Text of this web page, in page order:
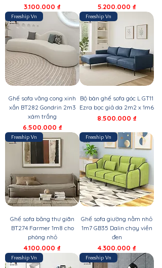
Giá
3.100.000 ₫ Giá
5.200.000 ₫
Freeship Vn
Ghế sofa văng cong xinh
xắn BT282 Gondrin 2m3
xám trắng
Giá
6.500.000 ₫
Freeship Vn
Bộ bàn ghế sofa góc L GT11
Ezra bọc giả da 2m2 x 1m6
Giá
8.500.000 ₫
Freeship Vn
Ghế sofa băng thư giãn
BT274 Farmer 1m8 cho
phòng nhỏ
Giá
4.100.000 ₫
Freeship Vn
Ghế sofa giường nằm nhỏ
1m7 GB35 Dalin chạy viền
đen
Giá
4.300.000 ₫
Freeship Vn Freeship Vn